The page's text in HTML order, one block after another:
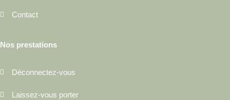
Contact
Nos prestations
Déconnectez-vous
Laissez-vous porter